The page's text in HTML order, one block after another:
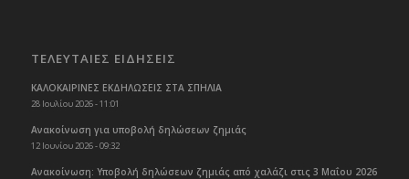
ΤΕΛΕΥΤΑΙΕΣ ΕΙΔΗΣΕΙΣ
ΚΑΛΟΚΑΙΡΙΝΕΣ ΕΚΔΗΛΩΣΕΙΣ ΣΤΑ ΣΠΗΛΙΑ
28 Ιουλίου 2026 - 11:01
Ανακοίνωση για υποβολή δηλώσεων ζημιάς
12 Ιουνίου 2026 - 09:32
Ανακοίνωση: Υποβολή δηλώσεων ζημιάς από χαλάζι στις 3 Μαΐου 2026